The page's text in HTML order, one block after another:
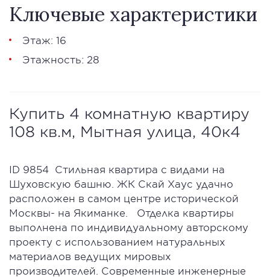
Ключевые характеристики
Этаж: 16
Этажность: 28
Купить 4 комнатную квартиру
108 кв.м, Мытная улица, 40к4
ID 9854 Стильная квартира с видами на
Шуховскую башню. ЖК Скай Хаус удачно
расположен в самом центре исторической
Москвы- на Якиманке. Отделка квартиры
выполнена по индивидуальному авторскому
проекту с использованием натуральных
материалов ведущих мировых
производителей. Современные инженерные